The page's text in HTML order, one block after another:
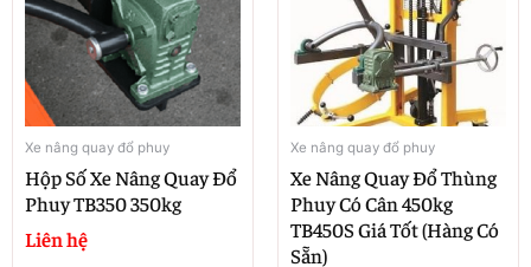
Xe nâng quay đổ phuy
Hộp Số Xe Nâng Quay Đổ
Phuy TB350 350kg
Liên hệ
Xe nâng quay đổ phuy
Xe Nâng Quay Đổ Thùng
Phuy Có Cân 450kg
TB450S Giá Tốt (hàng Có
Sẵn)